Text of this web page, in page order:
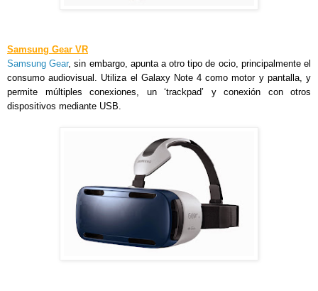
Samsung Gear VR
Samsung Gear, sin embargo, apunta a otro tipo de ocio, principalmente el
consumo audiovisual. Utiliza el Galaxy Note 4 como motor y pantalla, y
permite múltiples conexiones, un ‘trackpad’ y conexión con otros
dispositivos mediante USB.